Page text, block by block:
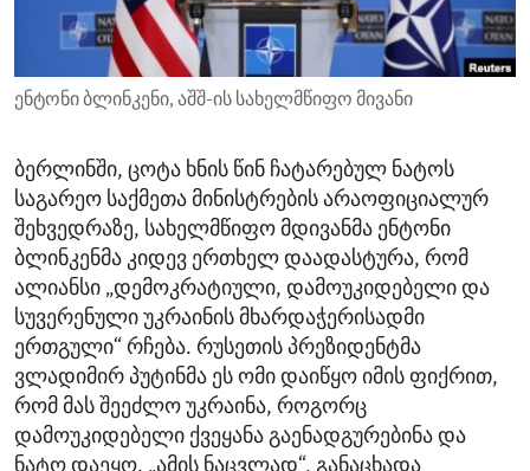
ENVIRONMENT AND HEALTH
IDEALS AND INSTITUTIONS
ენტონი ბლინკენი, აშშ-ის სახელმწიფო მივანი
ბერლინში, ცოტა ხნის წინ ჩატარებულ ნატოს
საგარეო საქმეთა მინისტრების არაოფიციალურ
შეხვედრაზე, სახელმწიფო მდივანმა ენტონი
ბლინკენმა კიდევ ერთხელ დაადასტურა, რომ
ალიანსი „დემოკრატიული, დამოუკიდებელი და
სუვერენული უკრაინის მხარდაჭერისადმი
ერთგული“ რჩება. რუსეთის პრეზიდენტმა
ვლადიმირ პუტინმა ეს ომი დაიწყო იმის ფიქრით,
რომ მას შეეძლო უკრაინა, როგორც
დამოუკიდებელი ქვეყანა გაენადგურებინა და